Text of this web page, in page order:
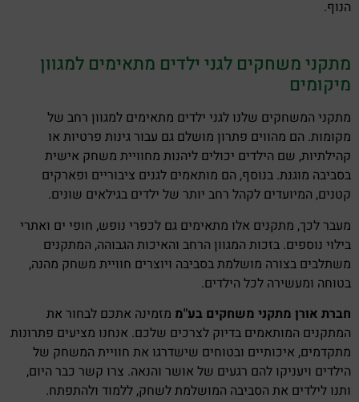
הנוף.
מתקני משחקים לגני ילדים מתאימים למגוון
מיקומים
מתקני המשחקים שלנו לגני ילדים מתאימים למגוון רחב של
מקומות. הם מהווים פתרון מושלם גם עבור גינות פרטיות או
קהילתיות, שם הילדים יכולים ליהנות מחוויית משחק אישית
בסביבה מוגנת. בנוסף, הם מותאמים לגנים ציבוריים ופארקים
קטנים, המיועדים לקהל רחב יותר של ילדים בגילאים שונים.
מעבר לכך, מתקנים אלו מתאימים גם לכפרי נופש, חופי ים ואתרי
בילוי נוספים. בזכות המגוון הרחב והאיכות הגבוהה, המתקנים
משתלבים בצורה מושלמת בסביבה ויוצרים חוויית משחק מהנה,
בטוחה ומעשירה לכל הילדים.
חברת אורן מתקני משחקים בע"מ מזמינה אתכם לבחור את
המתקנים המותאמים בדיוק לצרכים שלכם. אנחנו מציעים פתרונות
מתקדמים, איכותיים ובטוחים שישדרגו את חוויית המשחק של
הילדים ויעניקו להם רגעים של אושר והנאה. צרו קשר כבר היום,
ותנו לילדים את הסביבה המושלמת לשחק, ללמוד ולהתפתח.